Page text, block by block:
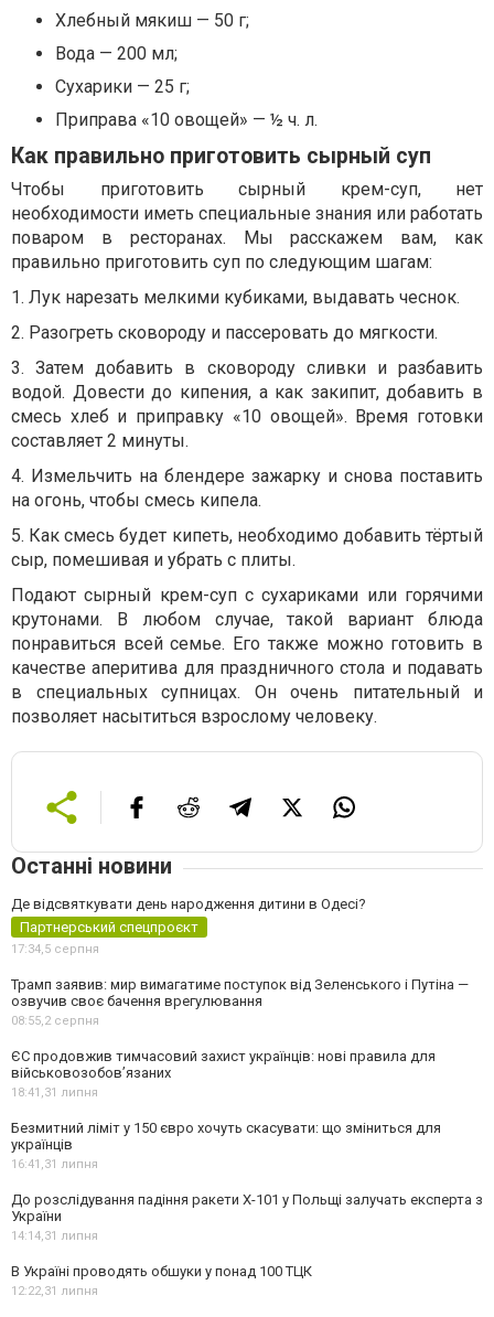
Хлебный мякиш — 50 г;
Вода — 200 мл;
Сухарики — 25 г;
Приправа «10 овощей» — ½ ч. л.
Как правильно приготовить сырный суп
Чтобы приготовить сырный крем-суп, нет
необходимости иметь специальные знания или работать
поваром в ресторанах. Мы расскажем вам, как
правильно приготовить суп по следующим шагам:
1. Лук нарезать мелкими кубиками, выдавать чеснок.
2. Разогреть сковороду и пассеровать до мягкости.
3. Затем добавить в сковороду сливки и разбавить
водой. Довести до кипения, а как закипит, добавить в
смесь хлеб и приправку «10 овощей». Время готовки
составляет 2 минуты.
4. Измельчить на блендере зажарку и снова поставить
на огонь, чтобы смесь кипела.
5. Как смесь будет кипеть, необходимо добавить тёртый
сыр, помешивая и убрать с плиты.
Подают сырный крем-суп с сухариками или горячими
крутонами. В любом случае, такой вариант блюда
понравиться всей семье. Его также можно готовить в
качестве аперитива для праздничного стола и подавать
в специальных супницах. Он очень питательный и
позволяет насытиться взрослому человеку.
Останні новини
Де відсвяткувати день народження дитини в Одесі?
Партнерський спецпроєкт
17:34,5 серпня
Трамп заявив: мир вимагатиме поступок від Зеленського і Путіна —
озвучив своє бачення врегулювання
08:55,2 серпня
ЄС продовжив тимчасовий захист українців: нові правила для
військовозобов’язаних
18:41,31 липня
Безмитний ліміт у 150 євро хочуть скасувати: що зміниться для
українців
16:41,31 липня
До розслідування падіння ракети Х-101 у Польщі залучать експерта з
України
14:14,31 липня
В Україні проводять обшуки у понад 100 ТЦК
12:22,31 липня